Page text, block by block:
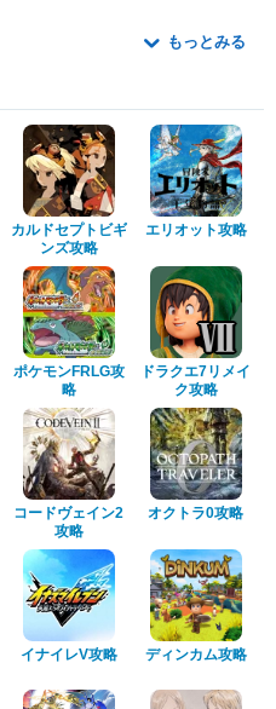
もっとみる
カルドセプトビギ
ンズ攻略
エリオット攻略
ポケモンFRLG攻
略
ドラクエ7リメイ
ク攻略
コードヴェイン2
攻略
オクトラ0攻略
イナイレV攻略 ディンカム攻略